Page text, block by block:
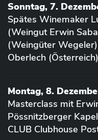
Sonntag, 7.
Spätes Winemaker
(Weingut Erwin
(Weingüter
Oberlech (Österreich)
Montag, 8.
Masterclass mit
Pössnitzberger
CLUB Clubhouse